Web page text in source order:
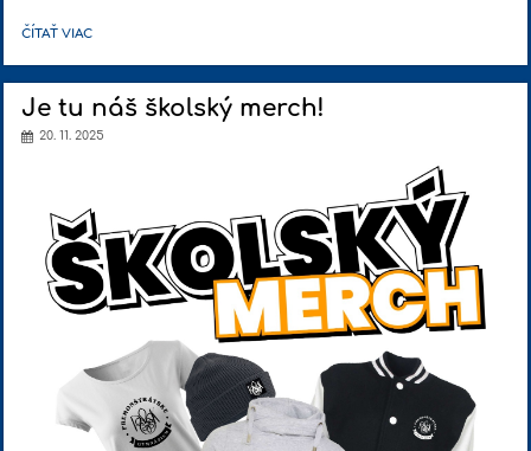
VIANOČNÁ
ČÍTAŤ VIAC
Je tu náš školský merch!
20. 11. 2025